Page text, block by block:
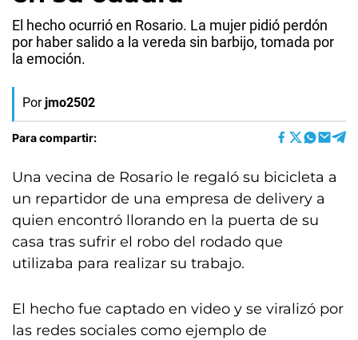
El hecho ocurrió en Rosario. La mujer pidió perdón
por haber salido a la vereda sin barbijo, tomada por
la emoción.
Por jmo2502
Para compartir:
Una vecina de Rosario le regaló su bicicleta a
un repartidor de una empresa de delivery a
quien encontró llorando en la puerta de su
casa tras sufrir el robo del rodado que
utilizaba para realizar su trabajo.
El hecho fue captado en video y se viralizó por
las redes sociales como ejemplo de